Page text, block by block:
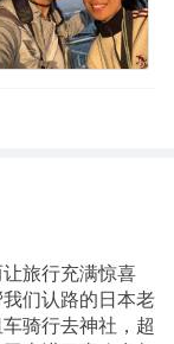
旅行充满惊喜
们认路的日本老
骑行去神社，超